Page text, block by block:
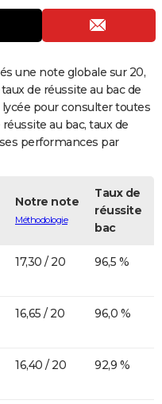
une note globale sur 20,
de réussite au bac de
pour consulter toutes
au bac, taux de
performances par
Notre note
Méthodologie
Taux de
réussite
bac
17,30 / 20 96,5 %
16,65 / 20 96,0 %
16,40 / 20 92,9 %